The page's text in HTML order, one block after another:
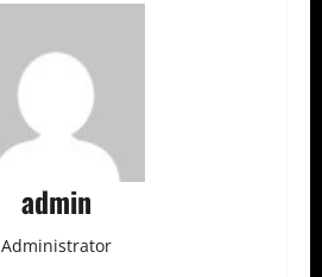
admin
Administrator